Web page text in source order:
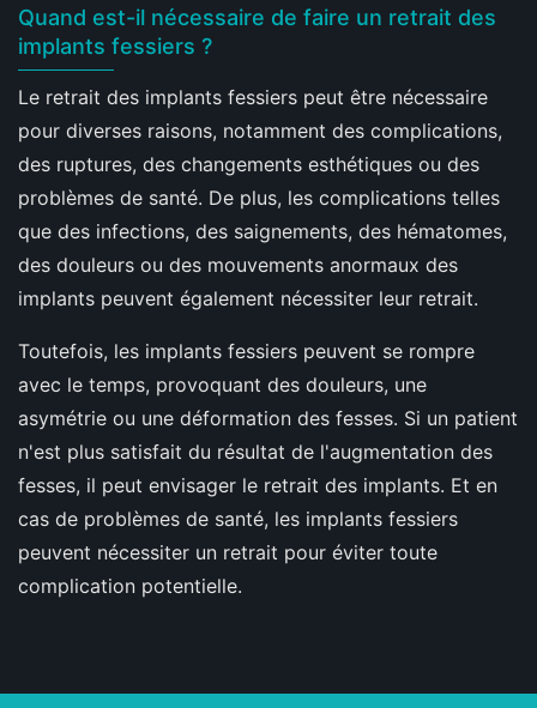
Quand est-il nécessaire de faire un retrait des
implants fessiers ?
Le retrait des implants fessiers peut être nécessaire
pour diverses raisons, notamment des complications,
des ruptures, des changements esthétiques ou des
problèmes de santé. De plus, les complications telles
que des infections, des saignements, des hématomes,
des douleurs ou des mouvements anormaux des
implants peuvent également nécessiter leur retrait.
Toutefois, les implants fessiers peuvent se rompre
avec le temps, provoquant des douleurs, une
asymétrie ou une déformation des fesses. Si un patient
n'est plus satisfait du résultat de l'augmentation des
fesses, il peut envisager le retrait des implants. Et en
cas de problèmes de santé, les implants fessiers
peuvent nécessiter un retrait pour éviter toute
complication potentielle.